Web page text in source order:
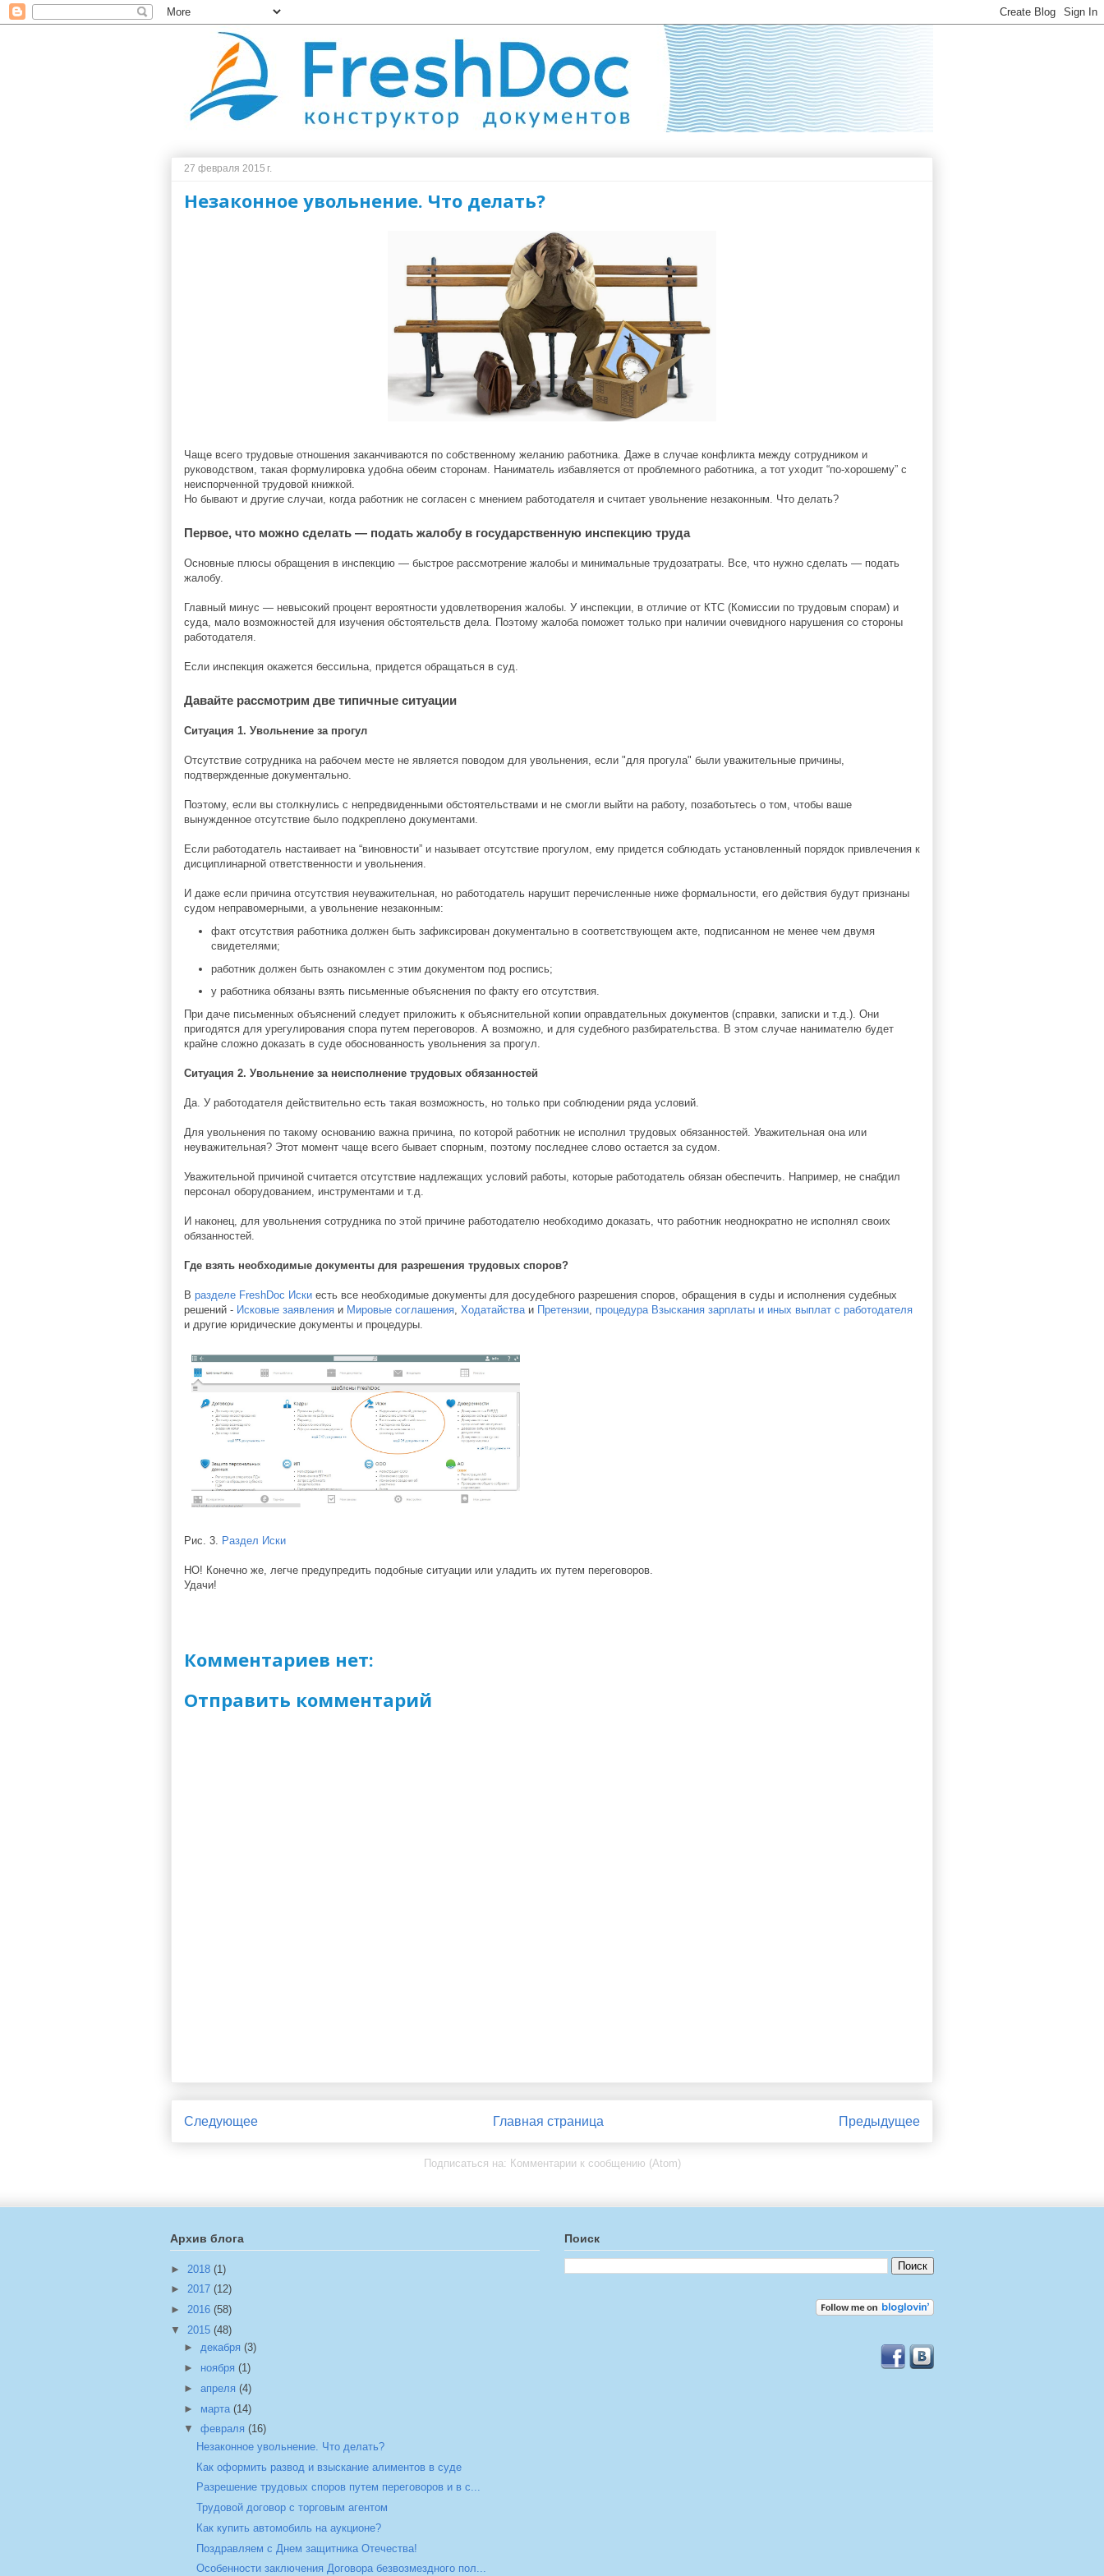
27 февраля 2015 г.
Незаконное увольнение. Что делать?
Чаще всего трудовые отношения заканчиваются по собственному желанию работника. Даже в случае конфликта между сотрудником и
руководством, такая формулировка удобна обеим сторонам. Наниматель избавляется от проблемного работника, а тот уходит “по-хорошему” с
неиспорченной трудовой книжкой.
Но бывают и другие случаи, когда работник не согласен с мнением работодателя и считает увольнение незаконным. Что делать?
Первое, что можно сделать — подать жалобу в государственную инспекцию труда
Основные плюсы обращения в инспекцию — быстрое рассмотрение жалобы и минимальные трудозатраты. Все, что нужно сделать — подать
жалобу.
Главный минус — невысокий процент вероятности удовлетворения жалобы. У инспекции, в отличие от КТС (Комиссии по трудовым спорам) и
суда, мало возможностей для изучения обстоятельств дела. Поэтому жалоба поможет только при наличии очевидного нарушения со стороны
работодателя.
Если инспекция окажется бессильна, придется обращаться в суд.
Давайте рассмотрим две типичные ситуации
Ситуация 1. Увольнение за прогул
Отсутствие сотрудника на рабочем месте не является поводом для увольнения, если "для прогула" были уважительные причины,
подтвержденные документально.
Поэтому, если вы столкнулись с непредвиденными обстоятельствами и не смогли выйти на работу, позаботьтесь о том, чтобы ваше
вынужденное отсутствие было подкреплено документами.
Если работодатель настаивает на “виновности” и называет отсутствие прогулом, ему придется соблюдать установленный порядок привлечения к
дисциплинарной ответственности и увольнения.
И даже если причина отсутствия неуважительная, но работодатель нарушит перечисленные ниже формальности, его действия будут признаны
судом неправомерными, а увольнение незаконным:
факт отсутствия работника должен быть зафиксирован документально в соответствующем акте, подписанном не менее чем двумя
свидетелями;
работник должен быть ознакомлен с этим документом под роспись;
у работника обязаны взять письменные объяснения по факту его отсутствия.
При даче письменных объяснений следует приложить к объяснительной копии оправдательных документов (справки, записки и т.д.). Они
пригодятся для урегулирования спора путем переговоров. А возможно, и для судебного разбирательства. В этом случае нанимателю будет
крайне сложно доказать в суде обоснованность увольнения за прогул.
Ситуация 2. Увольнение за неисполнение трудовых обязанностей
Да. У работодателя действительно есть такая возможность, но только при соблюдении ряда условий.
Для увольнения по такому основанию важна причина, по которой работник не исполнил трудовых обязанностей. Уважительная она или
неуважительная? Этот момент чаще всего бывает спорным, поэтому последнее слово остается за судом.
Уважительной причиной считается отсутствие надлежащих условий работы, которые работодатель обязан обеспечить. Например, не снабдил
персонал оборудованием, инструментами и т.д.
И наконец, для увольнения сотрудника по этой причине работодателю необходимо доказать, что работник неоднократно не исполнял своих
обязанностей.
Где взять необходимые документы для разрешения трудовых споров?
В разделе FreshDoc Иски есть все необходимые документы для досудебного разрешения споров, обращения в суды и исполнения судебных
решений - Исковые заявления и Мировые соглашения, Ходатайстваи Претензии, процедура Взыскания зарплаты и иных выплат с работодателя
и другие юридические документы и процедуры.
Рис. 3. Раздел Иски
НО! Конечно же, легче предупредить подобные ситуации или уладить их путем переговоров.
Удачи!
Комментариев нет:
Отправить комментарий
Следующее Предыдущее
Главная страница
Подписаться на: Комментарии к сообщению (Atom)
Архив блога
► 2018 (1)
► 2017 (12)
► 2016 (58)
▼ 2015 (48)
► декабря (3)
► ноября (1)
► апреля (4)
► марта (14)
▼ февраля (16)
Незаконное увольнение. Что делать?
Как оформить развод и взыскание алиментов в суде
Разрешение трудовых споров путем переговоров и в с...
Трудовой договор с торговым агентом
Как купить автомобиль на аукционе?
Поздравляем с Днем защитника Отечества!
Особенности заключения Договора безвозмездного пол...
Поиск